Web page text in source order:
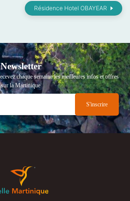
Résidence Hotel OBAYEAR
Newsletter
chaque semaine les meilleures infos et offres
sur la Martinique